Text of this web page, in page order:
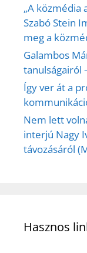
„A közmédia
Szabó Stein
meg a
Galambos
tanulságairól
Így ver át a
Nem lett
interjú Nagy
távozásáról
Hasznos